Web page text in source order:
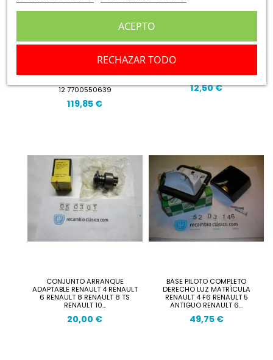
CONMUTADOR DE ARRANQUE
12 7700550639
119,85 €
GOMA ANTIRROBO RENAULT 6
12,50 €
CONJUNTO ARRANQUE
ADAPTABLE RENAULT 4 RENAULT
6 RENAULT 8 RENAULT 8 TS
RENAULT 10...
20,00 €
BASE PILOTO COMPLETO
DERECHO LUZ MATRÍCULA
RENAULT 4 F6 RENAULT 5
ANTIGUO RENAULT 6...
49,75 €
RECHAZAR TODO
ACEPTO